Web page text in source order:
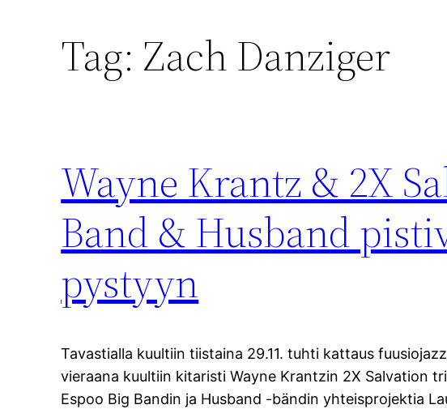
Tag: Zach Danziger
Wayne Krantz & 2X
Band & Husband
pystyyn
Tavastialla kuultiin tiistaina 29.11. tuhti kattaus
vieraana kuultiin kitaristi Wayne Krantzin 2X Salvation
Espoo Big Bandin ja Husband -bändin yhteisprojektia